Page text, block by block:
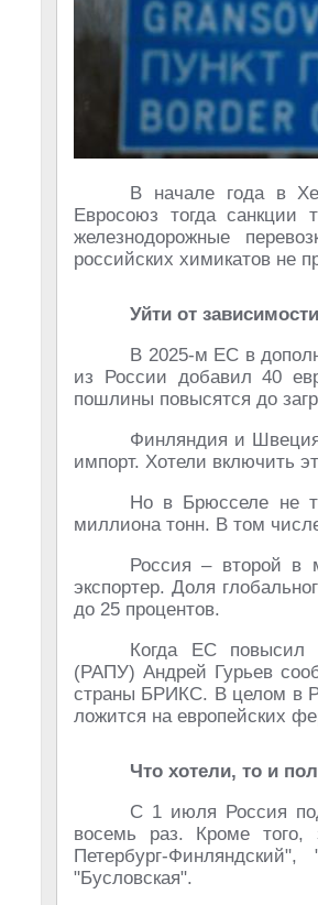
В начале года в
Евросоюз тогда
железнодорожные
российских химикатов не
Уйти от зависимости
В 2025-м ЕС в
из России добавил 40
пошлины повысятся до
Финляндия и
импорт. Хотели включить
Но в Брюсселе не
миллиона тонн. В том
Россия – второй в
экспортер. Доля
до 25 процентов.
Когда ЕС повысил
(РАПУ) Андрей Гурьев
страны БРИКС. В целом в
ложится на европейских
Что хотели, то и
С 1 июля Россия
восемь раз. Кроме того,
Петербург-
"Бусловская".